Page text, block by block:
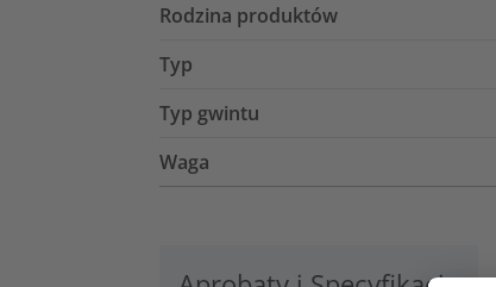
Rodzina produktów
Typ
Typ gwintu
Waga